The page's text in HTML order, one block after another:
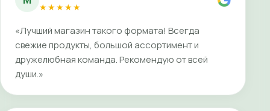
★★★★★
«Лучший магазин такого формата! Всегда
свежие продукты, большой ассортимент и
дружелюбная команда. Рекомендую от всей
души.»